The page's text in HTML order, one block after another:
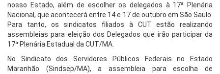
nosso Estado, além de escolher os delegados à 17ª Plenária
Nacional, que acontecerá entre 14 e 17 de outubro em São Saulo.
Para tanto, os sindicatos filiados à CUT estão realizando
assembleias para eleição dos Delegados que irão participar da
17ª Plenária Estadual da CUT/MA.
No Sindicato dos Servidores Públicos Federais no Estado
Maranhão (Sindsep/MA), a assembleia para escolha de